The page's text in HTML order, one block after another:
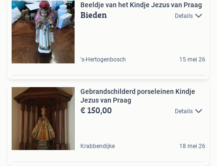
Beeldje van het Kindje Jezus van Praag
Bieden Details
's-Hertogenbosch 15 mei 26
Gebrandschilderd porseleinen Kindje
Jezus van Praag
€ 150,00 Details
Krabbendijke 18 mei 26